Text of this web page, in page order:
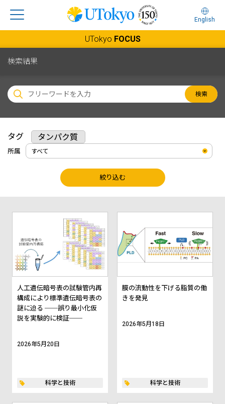
English
UTokyo FOCUS
検索結果
検索
タグ タンパク質
所属
絞り込む
人工遺伝暗号表の試験管内再
構成により標準遺伝暗号表の
謎に迫る ──誤り最小化仮
説を実験的に検証──
2026年5月20日
科学と技術
膜の流動性を下げる脂質の働
きを発見
2026年5月18日
科学と技術